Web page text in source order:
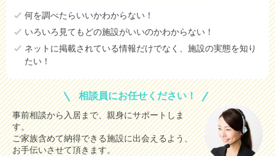
何を調べたらいいかわからない！
いろいろ見てもどの施設がいいのかわからない！
ネットに掲載されている情報だけでなく、施設の実態を知り
たい！
相談員にお任せください！
事前相談から入居まで、親身にサポートしま
す。
ご家族含めて納得できる施設に出会えるよう、
お手伝いさせて頂きます。